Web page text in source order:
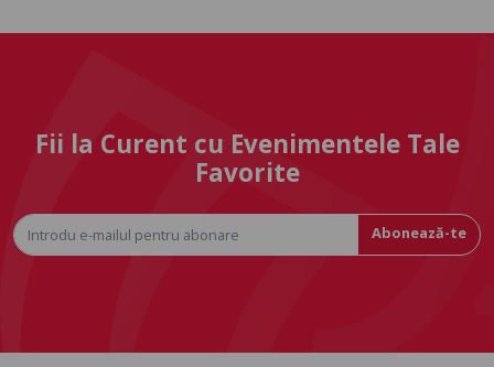
Fii la Curent cu Evenimentele Tale
Favorite
Abonează-te